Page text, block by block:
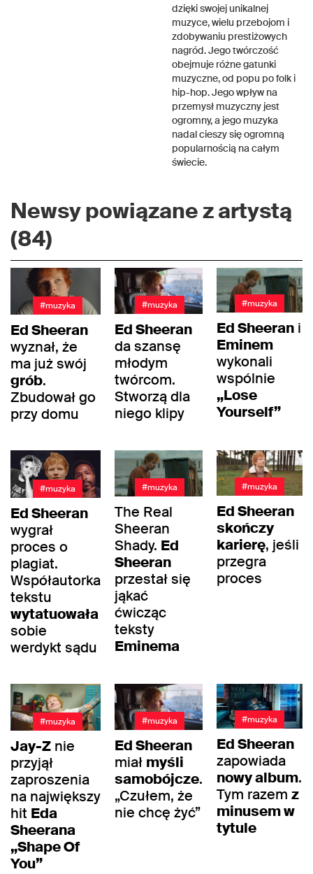
dzięki swojej unikalnej
muzyce, wielu przebojom i
zdobywaniu prestiżowych
nagród. Jego twórczość
obejmuje różne gatunki
muzyczne, od popu po folk i
hip-hop. Jego wpływ na
przemysł muzyczny jest
ogromny, a jego muzyka
nadal cieszy się ogromną
popularnością na całym
świecie.
Newsy powiązane z artystą
(84)
#muzyka
Ed Sheeran
wyznał, że
ma już swój
grób.
Zbudował go
przy domu
#muzyka
Ed Sheeran
da szansę
młodym
twórcom.
Stworzą dla
niego klipy
#muzyka
Ed Sheeran i
Eminem
wykonali
wspólnie
„Lose
Yourself”
#muzyka
Ed Sheeran
wygrał
proces o
plagiat.
Współautorka
tekstu
wytatuowała
sobie
werdykt sądu
#muzyka
The Real
Sheeran
Shady. Ed
Sheeran
przestał się
jąkać
ćwicząc
teksty
Eminema
#muzyka
Ed Sheeran
skończy
karierę, jeśli
przegra
proces
#muzyka
Jay-Z nie
przyjął
zaproszenia
na największy
hit Eda
Sheerana
„Shape Of
You”
#muzyka
Ed Sheeran
miał myśli
samobójcze.
„Czułem, że
nie chcę żyć”
#muzyka
Ed Sheeran
zapowiada
nowy album.
Tym razem z
minusem w
tytule